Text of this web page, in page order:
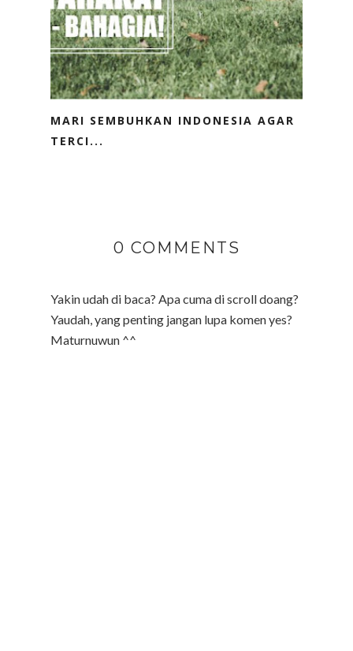
MARI SEMBUHKAN INDONESIA AGAR
TERCI...
0 COMMENTS
Yakin udah di baca? Apa cuma di scroll doang?
Yaudah, yang penting jangan lupa komen yes?
Maturnuwun ^^